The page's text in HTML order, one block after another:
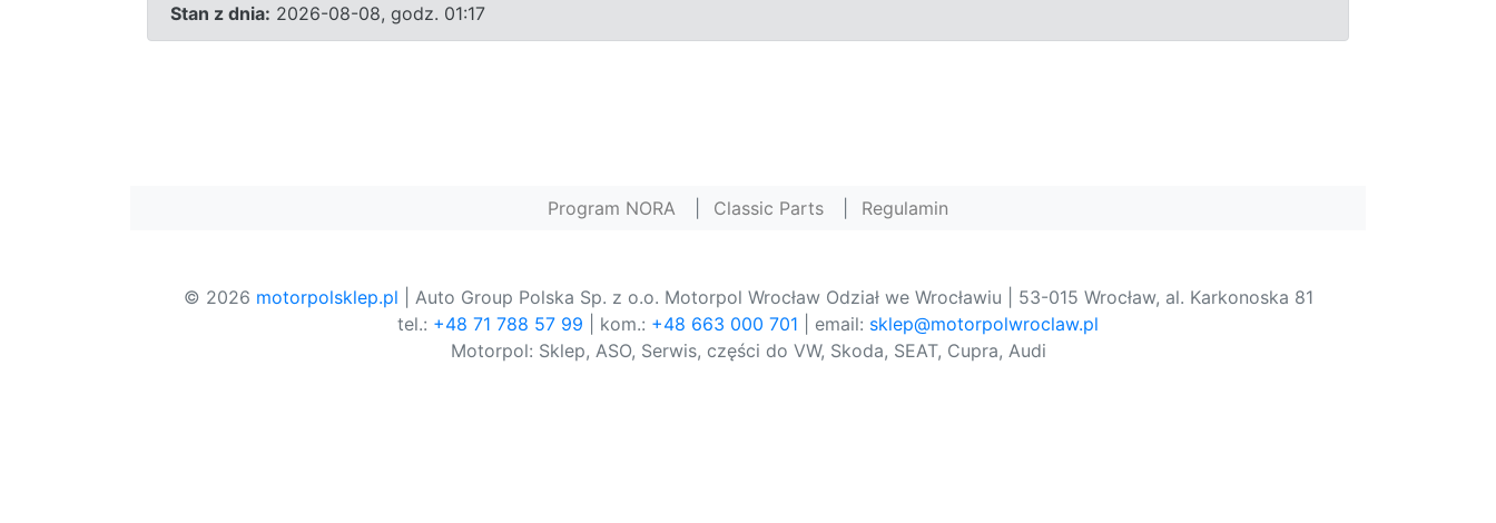
Stan z dnia: 2026-08-08, godz. 01:17
Program NORA Classic Parts Regulamin
© 2026 motorpolsklep.pl | Auto Group Polska Sp. z o.o. Motorpol Wrocław Odział we Wrocławiu | 53-015 Wrocław, al. Karkonoska 81
tel.: +48 71 788 57 99 | kom.: +48 663 000 701 | email: sklep@motorpolwroclaw.pl
Motorpol: Sklep, ASO, Serwis, części do VW, Skoda, SEAT, Cupra, Audi